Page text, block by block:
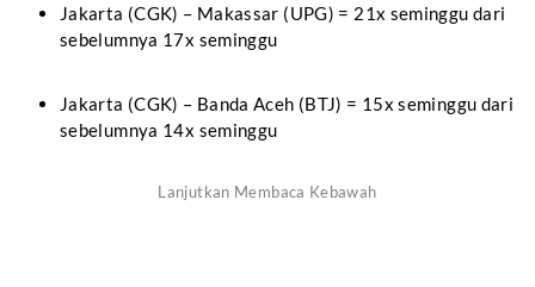
Jakarta (CGK) – Makassar (UPG) = 21x seminggu dari
sebelumnya 17x seminggu
Jakarta (CGK) – Banda Aceh (BTJ) = 15x seminggu dari
sebelumnya 14x seminggu